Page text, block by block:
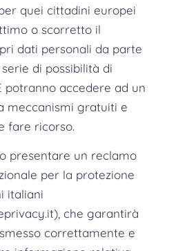
quei cittadini europei
o scorretto il
dati personali da parte
di possibilità di
potranno accedere ad un
meccanismi gratuiti e
fare ricorso.
presentare un reclamo
per la protezione
italiani
che garantirà
correttamente e